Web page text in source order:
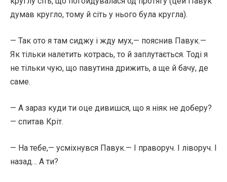
думав кругло, тому й сіть у нього була кругла).
— Так ото я там сиджу і жду мух,— пояснив Павук.—
Як тільки налетить котрась, то й заплутається. Тоді я
не тільки чую, що павутина дрижить, а ще й бачу, де
саме.
— А зараз куди ти оце дивишся, що я ніяк не доберу?
— спитав Кріт.
— На тебе,— усміхнувся Павук.— І праворуч. І ліворуч. І
назад… А ти?